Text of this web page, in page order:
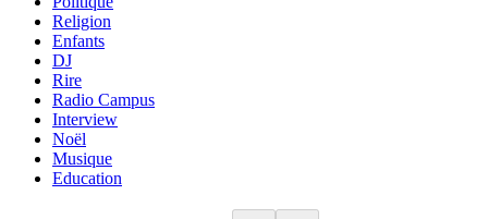
Religion
Enfants
DJ
Rire
Radio Campus
Interview
Noël
Musique
Education